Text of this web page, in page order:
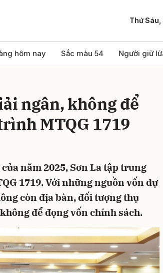
Thứ Sáu,
hôm nay Sắc màu 54 Người giữ
ngân, không để
MTQG 1719
năm 2025, Sơn La tập trung
1719. Với những nguồn vốn dự
còn địa bàn, đối tượng thụ
để đọng vốn chính sách.